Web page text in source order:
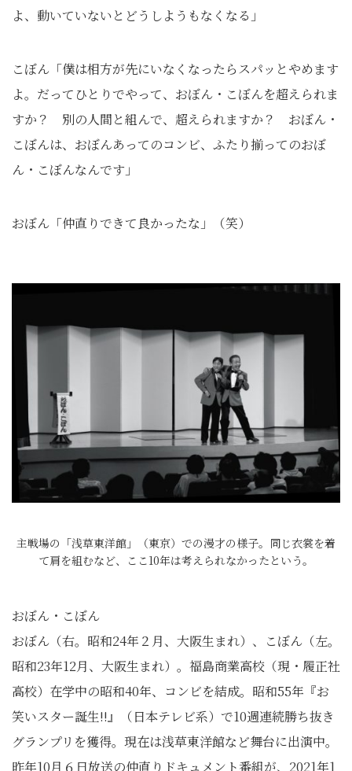
よ、動いていないとどうしようもなくなる」
こぼん「僕は相方が先にいなくなったらスパッとやめます
よ。だってひとりでやって、おぼん・こぼんを超えられま
すか？ 別の人間と組んで、超えられますか？ おぼん・
こぼんは、おぼんあってのコンビ、ふたり揃ってのおぼ
ん・こぼんなんです」
おぼん「仲直りできて良かったな」（笑）
主戦場の「浅草東洋館」（東京）での漫才の様子。同じ衣裳を着
て肩を組むなど、ここ10年は考えられなかったという。
おぼん・こぼん
おぼん（右。昭和24年２月、大阪生まれ）、こぼん（左。
昭和23年12月、大阪生まれ）。福島商業高校（現・履正社
高校）在学中の昭和40年、コンビを結成。昭和55年『お
笑いスター誕生!!』（日本テレビ系）で10週連続勝ち抜き
グランプリを獲得。現在は浅草東洋館など舞台に出演中。
昨年10月６日放送の仲直りドキュメント番組が、2021年1